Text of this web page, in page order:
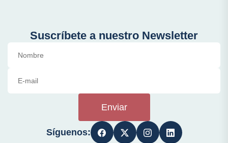
Suscríbete a nuestro Newsletter
Enviar
Síguenos: